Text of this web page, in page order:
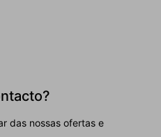
das nossas ofertas e